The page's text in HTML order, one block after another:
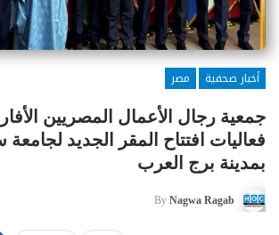
أخبار صحفية
مصر
جمعية رجال الأعمال المصريين
فعاليات افتتاح المقر الجديد لجامعة
بمدينة برج العرب
By Nagwa Ragab